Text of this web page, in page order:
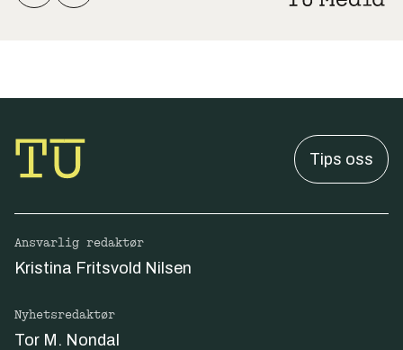
Tips oss
Ansvarlig redaktør
Kristina Fritsvold Nilsen
Nyhetsredaktør
Tor M. Nondal